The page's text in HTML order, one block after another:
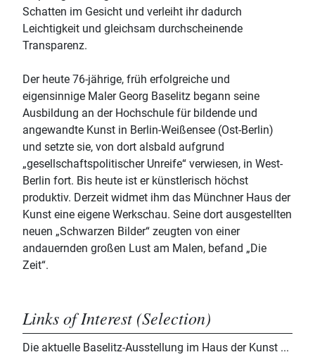
Schatten im Gesicht und verleiht ihr dadurch
Leichtigkeit und gleichsam durchscheinende
Transparenz.
Der heute 76-jährige, früh erfolgreiche und
eigensinnige Maler Georg Baselitz begann seine
Ausbildung an der Hochschule für bildende und
angewandte Kunst in Berlin-Weißensee (Ost-Berlin)
und setzte sie, von dort alsbald aufgrund
„gesellschaftspolitischer Unreife“ verwiesen, in West-
Berlin fort. Bis heute ist er künstlerisch höchst
produktiv. Derzeit widmet ihm das Münchner Haus der
Kunst eine eigene Werkschau. Seine dort ausgestellten
neuen „Schwarzen Bilder“ zeugten von einer
andauernden großen Lust am Malen, befand „Die
Zeit“.
Links of Interest (Selection)
Die aktuelle Baselitz-Ausstellung im Haus der Kunst ...